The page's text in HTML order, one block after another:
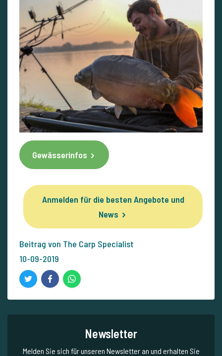
Gewässerinfos
Anmelden für die besten Angebote und
News
Beitrag von The Carp Specialist
10-09-2019
Newsletter
Melden Sie sich für unseren Newsletter an und erhalten Sie